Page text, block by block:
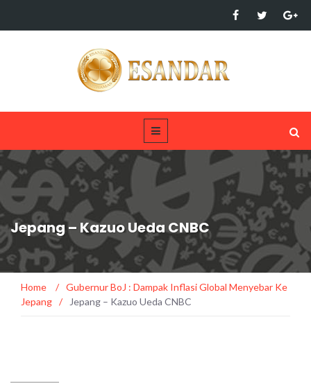
Jepang – Kazuo Ueda CNBC
Home / Gubernur BoJ : Dampak Inflasi Global Menyebar Ke
Jepang / Jepang – Kazuo Ueda CNBC